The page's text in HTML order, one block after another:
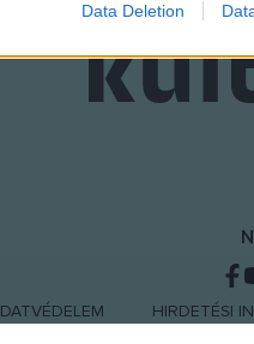
allow Google to send me
allow Google to enable storage
allow Google to enable storage
Data Deletion
HIRDETÉSI